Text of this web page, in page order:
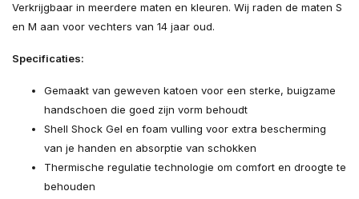
Verkrijgbaar in meerdere maten en kleuren. Wij raden de maten S
en M aan voor vechters van 14 jaar oud.
Specificaties:
Gemaakt van geweven katoen voor een sterke, buigzame
handschoen die goed zijn vorm behoudt
Shell Shock Gel en foam vulling voor extra bescherming
van je handen en absorptie van schokken
Thermische regulatie technologie om comfort en droogte te
behouden